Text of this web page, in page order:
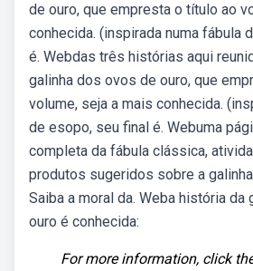
de ouro, que empresta o título ao
conhecida. (inspirada numa fábula
é. Webdas três histórias aqui
galinha dos ovos de ouro, que
volume, seja a mais conhecida.
de esopo, seu final é. Webuma
completa da fábula clássica,
produtos sugeridos sobre a
Saiba a moral da. Weba história da
ouro é conhecida:
For more information, click